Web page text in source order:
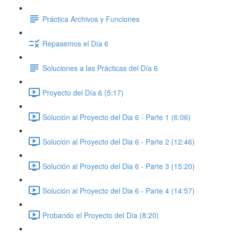
Práctica Archivos y Funciones
Repasemos el Día 6
Soluciones a las Prácticas del Día 6
Proyecto del Día 6 (5:17)
Solución al Proyecto del Dia 6 - Parte 1 (6:06)
Solución al Proyecto del Dia 6 - Parte 2 (12:46)
Solución al Proyecto del Dia 6 - Parte 3 (15:20)
Solución al Proyecto del Dia 6 - Parte 4 (14:57)
Probando el Proyecto del Día (8:20)